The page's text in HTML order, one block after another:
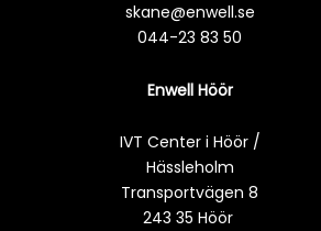
skane@enwell.se
044-23 83 50
Enwell Höör
IVT Center i Höör /
Hässleholm
Transportvägen 8
243 35 Höör